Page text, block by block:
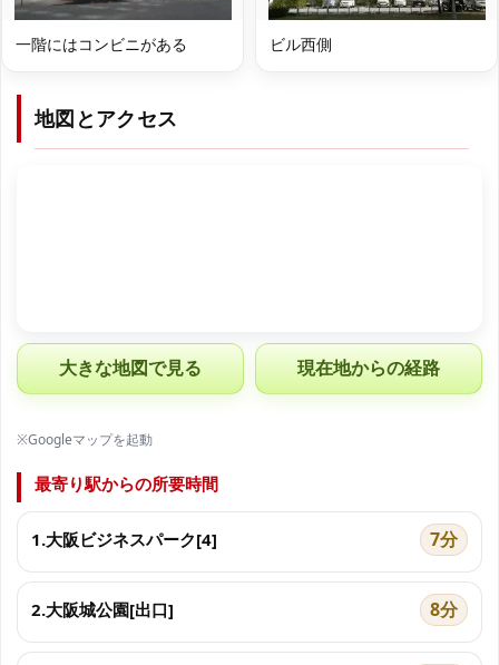
一階にはコンビニがある ビル西側
地図とアクセス
大きな地図で見る 現在地からの経路
※Googleマップを起動
最寄り駅からの所要時間
1.大阪ビジネスパーク[4] 7分
2.大阪城公園[出口] 8分